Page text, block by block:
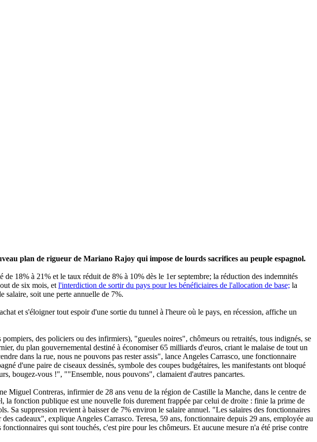
plan de rigueur de Mariano Rajoy qui impose de lourds sacrifices au peuple espagnol.
18% à 21% et le taux réduit de 8% à 10% dès le 1er septembre; la réduction des indemnités
de six mois, et l'interdiction de sortir du pays pour les bénéficiaires de l'allocation de base; la
salaire, soit une perte annuelle de 7%.
et s'éloigner tout espoir d'une sortie du tunnel à l'heure où le pays, en récession, affiche un
des policiers ou des infirmiers), "gueules noires", chômeurs ou retraités, tous indignés, se
du plan gouvernemental destiné à économiser 65 milliards d'euros, criant le malaise de tout un
dans la rue, nous ne pouvons pas rester assis", lance Angeles Carrasco, une fonctionnaire
d'une paire de ciseaux dessinés, symbole des coupes budgétaires, les manifestants ont bloqué
bougez-vous !", ""Ensemble, nous pouvons", clamaient d'autres pancartes.
Miguel Contreras, infirmier de 28 ans venu de la région de Castille la Manche, dans le centre de
la fonction publique est une nouvelle fois durement frappée par celui de droite : finie la prime de
Sa suppression revient à baisser de 7% environ le salaire annuel. "Les salaires des fonctionnaires
cadeaux", explique Angeles Carrasco. Teresa, 59 ans, fonctionnaire depuis 29 ans, employée au
qui sont touchés, c'est pire pour les chômeurs. Et aucune mesure n'a été prise contre